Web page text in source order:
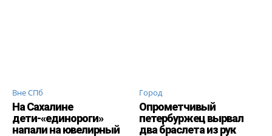
Вне СПб
На Сахалине
дети-«единороги»
напали на ювелирный
Город
Опрометчивый
петербуржец вырвал
два браслета из рук